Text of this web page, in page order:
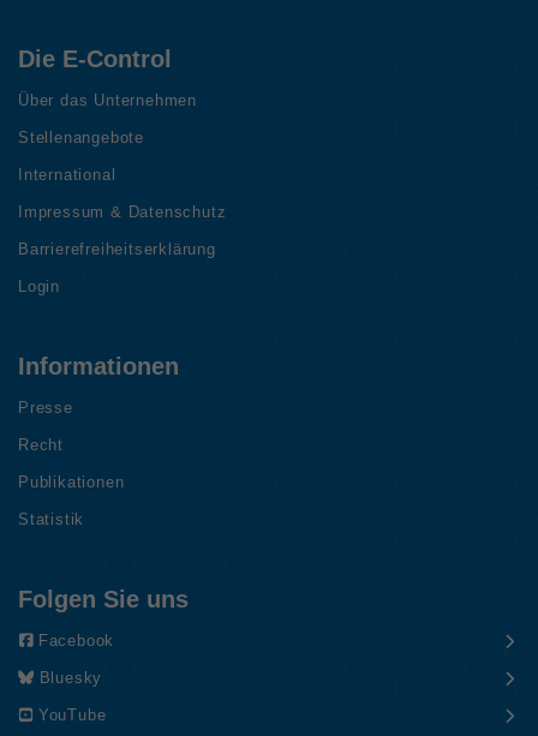
Die E-Control
Über das Unternehmen
Stellenangebote
International
Impressum & Datenschutz
Barrierefreiheitserklärung
Login
Informationen
Presse
Recht
Publikationen
Statistik
Folgen Sie uns
Facebook
Bluesky
YouTube